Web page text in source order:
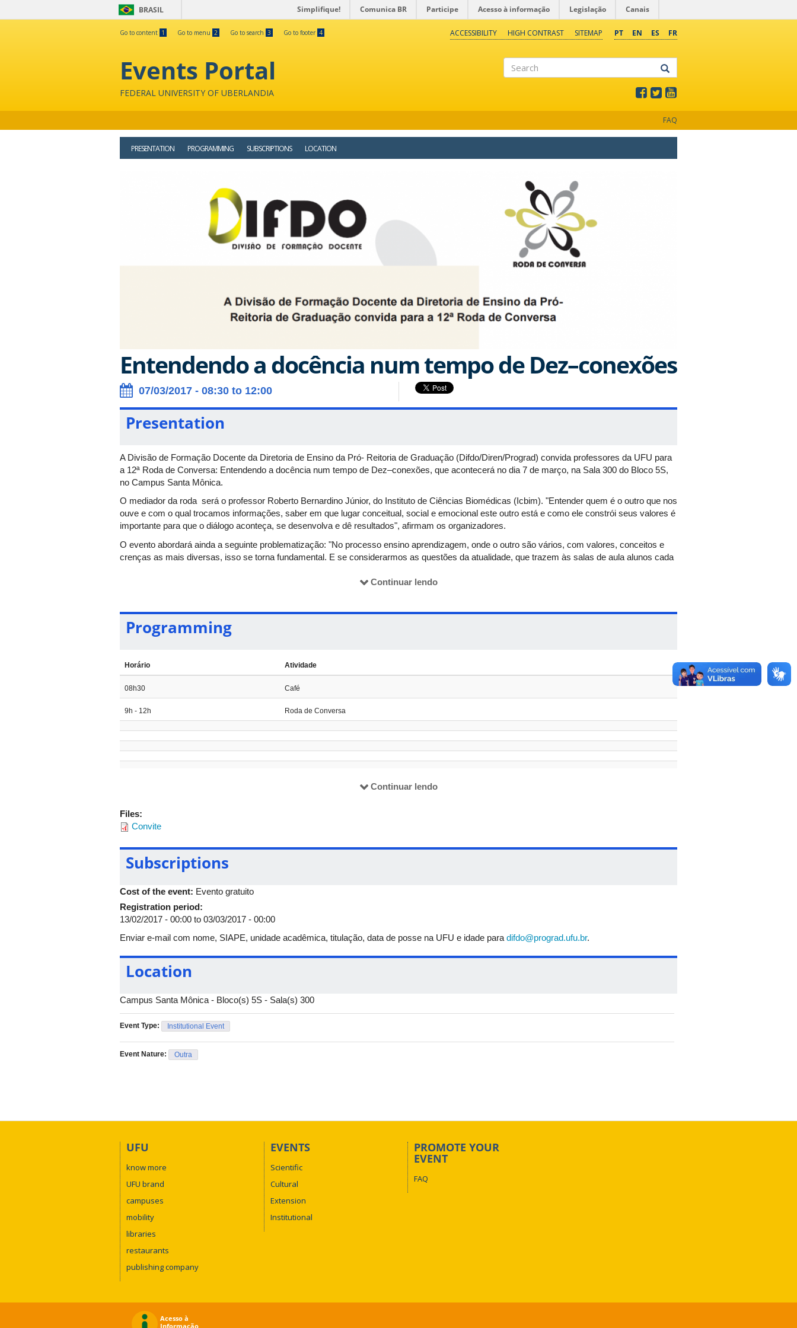
BRASIL Simplifique! Comunica BR Participe Acesso à informação Legislação Canais
Go to content 1 Go to menu 2 Go to search 3 Go to footer 4 PT EN ES FR
ACCESSIBILITY HIGH CONTRAST SITEMAP
Events Portal
FEDERAL UNIVERSITY OF UBERLANDIA
FAQ
PRESENTATION PROGRAMMING SUBSCRIPTIONS LOCATION
Entendendo a docência num tempo de Dez–conexões
07/03/2017 - 08:30 to 12:00
Presentation
A Divisão de Formação Docente da Diretoria de Ensino da Pró- Reitoria de Graduação (Difdo/Diren/Prograd) convida professores da UFU para
a 12ª Roda de Conversa: Entendendo a docência num tempo de Dez–conexões, que acontecerá no dia 7 de março, na Sala 300 do Bloco 5S,
no Campus Santa Mônica.
O mediador da roda será o professor Roberto Bernardino Júnior, do Instituto de Ciências Biomédicas (Icbim). "Entender quem é o outro que nos
ouve e com o qual trocamos informações, saber em que lugar conceitual, social e emocional este outro está e como ele constrói seus valores é
importante para que o diálogo aconteça, se desenvolva e dê resultados", afirmam os organizadores.
O evento abordará ainda a seguinte problematização: "No processo ensino aprendizagem, onde o outro são vários, com valores, conceitos e
crenças as mais diversas, isso se torna fundamental. E se considerarmos as questões da atualidade, que trazem às salas de aula alunos cada
desenvolvimento, o professor universitário se pergunta: e agora?".Continuar lendo
Programming
Horário Atividade
08h30 Café
9h - 12h Roda de Conversa
Continuar lendo
Files:
Convite
Subscriptions
Cost of the event: Evento gratuito
Registration period:
13/02/2017 - 00:00 to 03/03/2017 - 00:00
Enviar e-mail com nome, SIAPE, unidade acadêmica, titulação, data de posse na UFU e idade para difdo@prograd.ufu.br.
Location
Campus Santa Mônica - Bloco(s) 5S - Sala(s) 300
Event Type: Institutional Event
Event Nature: Outra
UFU
know more
UFU brand
campuses
mobility
libraries
restaurants
publishing company
EVENTS
Scientific
Cultural
Extension
Institutional
PROMOTE YOUR
EVENT
FAQ